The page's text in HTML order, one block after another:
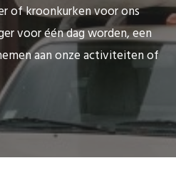
of kroonkurken voor ons
voor één dag worden, een
aan onze activiteiten of